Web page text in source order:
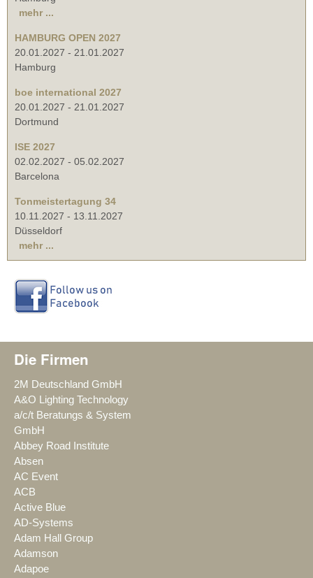
mehr ...
HAMBURG OPEN 2027
20.01.2027 - 21.01.2027
Hamburg
boe international 2027
20.01.2027 - 21.01.2027
Dortmund
ISE 2027
02.02.2027 - 05.02.2027
Barcelona
Tonmeistertagung 34
10.11.2027 - 13.11.2027
Düsseldorf
mehr ...
Die Firmen
2M Deutschland GmbH
A&O Lighting Technology
a/c/t Beratungs & System
GmbH
Abbey Road Institute
Absen
AC Event
ACB
Active Blue
AD-Systems
Adam Hall Group
Adamson
Adapoe